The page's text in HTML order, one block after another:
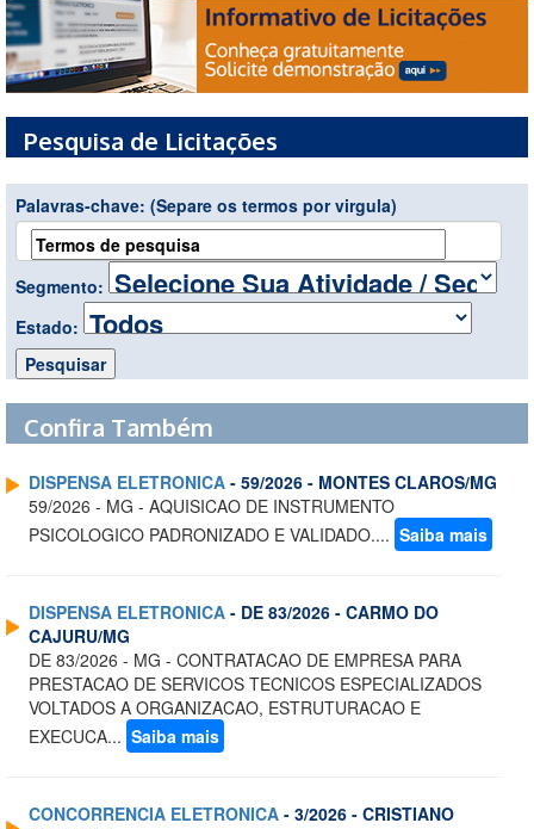
Pesquisa de Licitações
Palavras-chave: (Separe os termos por virgula)
Segmento:
Estado:
Confira Também
DISPENSA ELETRONICA - 59/2026 - MONTES CLAROS/MG
59/2026 - MG - AQUISICAO DE INSTRUMENTO
PSICOLOGICO PADRONIZADO E VALIDADO.... Saiba mais
DISPENSA ELETRONICA - DE 83/2026 - CARMO DO
CAJURU/MG
DE 83/2026 - MG - CONTRATACAO DE EMPRESA PARA
PRESTACAO DE SERVICOS TECNICOS ESPECIALIZADOS
VOLTADOS A ORGANIZACAO, ESTRUTURACAO E
EXECUCA... Saiba mais
CONCORRENCIA ELETRONICA - 3/2026 - CRISTIANO